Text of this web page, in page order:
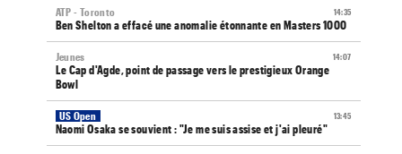
14:35
ATP - Toronto
Ben Shelton a effacé une anomalie étonnante en Masters 1000
14:07
Jeunes
Le Cap d'Agde, point de passage vers le prestigieux Orange
Bowl
13:45
US Open
Naomi Osaka se souvient : "Je me suis assise et j'ai pleuré"